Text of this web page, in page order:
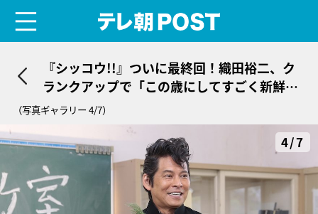
『シッコウ!!』ついに最終回！織田裕二、ク
ランクアップで「この歳にしてすごく新鮮な
気持ち」
（写真ギャラリー 4/7）
4/7